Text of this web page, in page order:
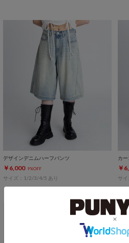
デザインデニムハーフパンツ
￥6,000 9%OFF
サイズ：1/2/3/4/5 あり
カ
￥
サ